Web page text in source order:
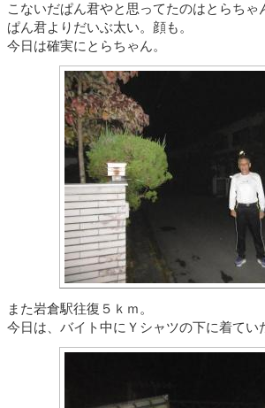
こないだぱん君やと思ってたのはとらちゃ
ぱん君よりだいぶ太い。顔も。
今日は確実にとらちゃん。
また岩倉駅往復５ｋｍ。
今日は、バイト中にＹシャツの下に着てい